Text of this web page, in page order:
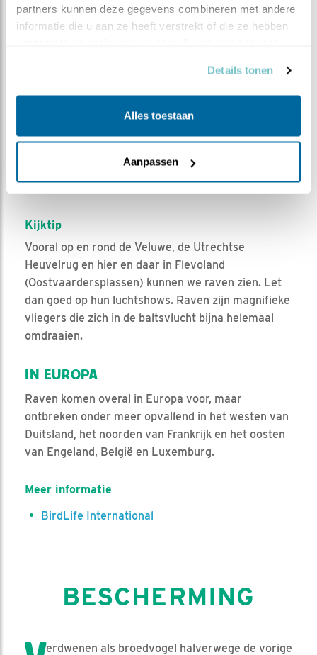
partners kunnen deze gegevens combineren met andere
informatie die u aan ze heeft verstrekt of die ze hebben
Details tonen
Alles toestaan
Aanpassen
Bron en meer waarnemingen:Waarneming.nl
Kijktip
Vooral op en rond de Veluwe, de Utrechtse
Heuvelrug en hier en daar in Flevoland
(Oostvaardersplassen) kunnen we raven zien. Let
dan goed op hun luchtshows. Raven zijn magnifieke
vliegers die zich in de baltsvlucht bijna helemaal
omdraaien.
IN EUROPA
Raven komen overal in Europa voor, maar
ontbreken onder meer opvallend in het westen van
Duitsland, het noorden van Frankrijk en het oosten
van Engeland, België en Luxemburg.
Meer informatie
BirdLife International
BESCHERMING
erdwenen als broedvogel halverwege de vorige